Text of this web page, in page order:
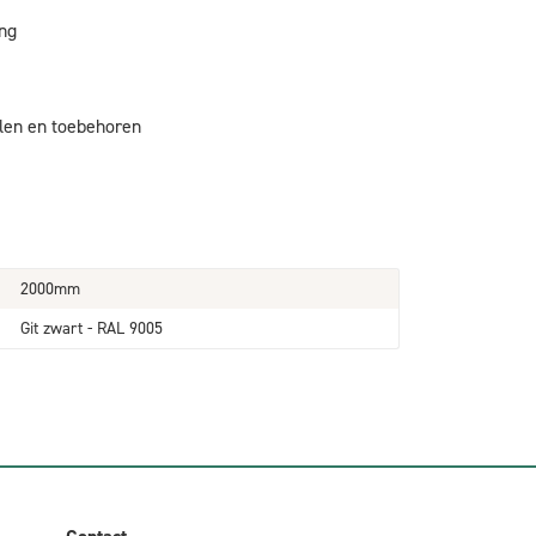
en toebehoren
2000mm
Git zwart - RAL 9005